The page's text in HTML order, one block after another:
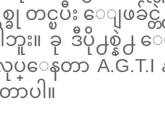
စ္ခု တင္ၿပီး ေျဖ
ါဘူး။ ခု ဒီပို႕စ္
ေနတာ
ာပါ။